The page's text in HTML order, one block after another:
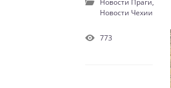
Новости Чехии
773